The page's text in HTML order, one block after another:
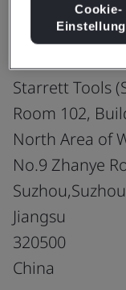
ISO
Starrett Tools
Room 102,
North Area of
No.9 Zhanye
Jiangsu
320500
China
Cookie-